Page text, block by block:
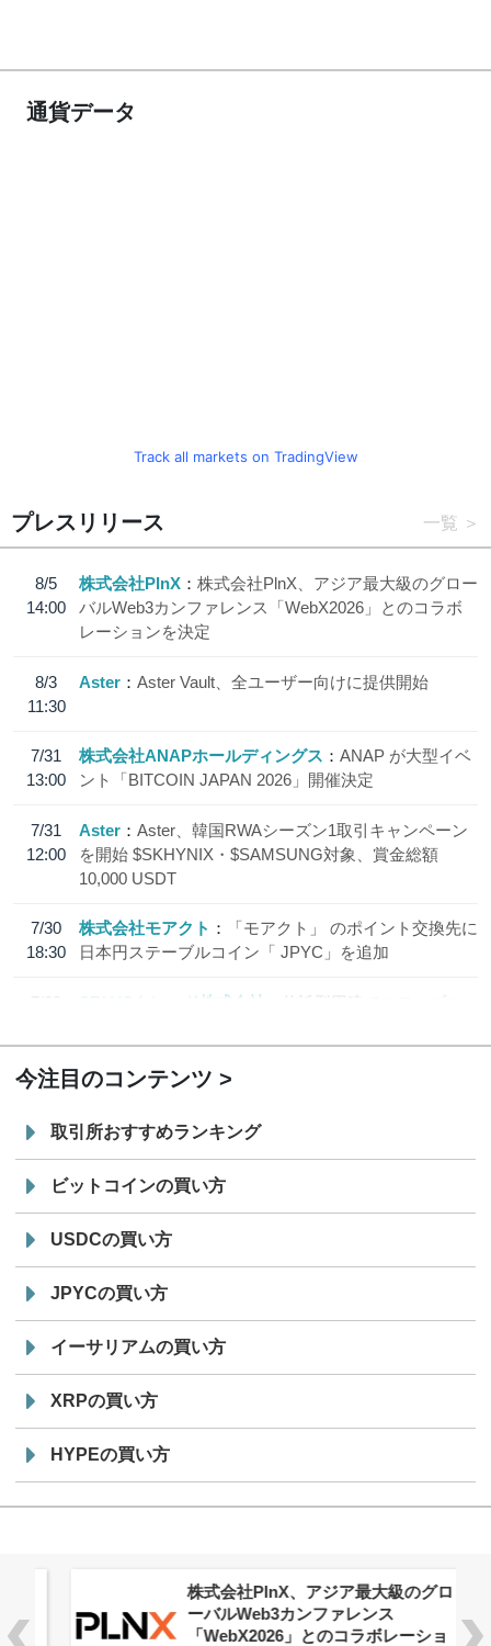
通貨データ
Track all markets on TradingView
プレスリリース 一覧
8/5
14:00
株式会社PlnX
株式会社PlnX、アジア最大級のグロー
バルWeb3カンファレンス「WebX2026」とのコラボ
レーションを決定
8/3
11:30
Aster Aster Vault、全ユーザー向けに提供開始
7/31
13:00
株式会社ANAPホールディングス
ANAP が大型イベ
ント「BITCOIN JAPAN 2026」開催決定
7/31
12:00
Aster
Aster、韓国RWAシーズン1取引キャンペーン
を開始 $SKHYNIX・$SAMSUNG対象、賞金総額
10,000 USDT
7/30
18:30
株式会社モアクト
「モアクト」 のポイント交換先に
日本円ステーブルコイン「 JPYC」を追加
7/29
SBI VCトレード株式会社
信託型円建てステーブル
今注目のコンテンツ
取引所おすすめランキング
ビットコインの買い方
USDCの買い方
JPYCの買い方
イーサリアムの買い方
XRPの買い方
HYPEの買い方
株式会社PlnX、アジア最大級のグロ
ーバルWeb3カンファレンス
「WebX2026」とのコラボレーショ